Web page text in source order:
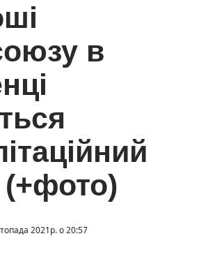
в
(+фото)
2021р. о 20:57